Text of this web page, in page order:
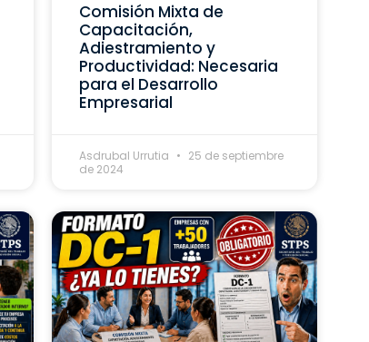
Comisión Mixta de
Capacitación,
Adiestramiento y
Productividad: Necesaria
para el Desarrollo
Empresarial
Asdrubal Urrutia
25 de septiembre
de 2024